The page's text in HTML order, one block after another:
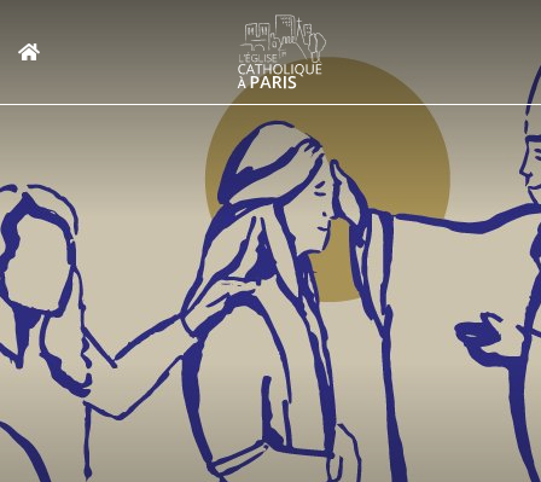
Panneau de gestion des cookies